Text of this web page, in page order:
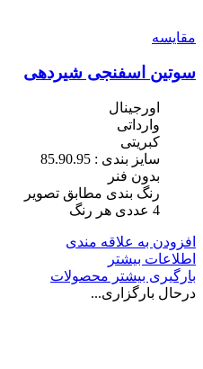
مقایسه
سوتین اسفنجی شیردهی
اورجینال
وارداتی
کبریتی
سایز بندی : 85.90.95
بدون فنر
رنگ بندی مطابق تصویر
4 عددی هر رنگ
افزودن به علاقه مندی
اطلاعات بیشتر
بارگیری بیشتر محصولات
درحال بارگزاری...